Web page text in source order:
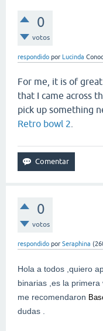
0
votos
respondido por Lucinda
For me, it is of
that I came across
pick up something
Retro bowl 2
0
votos
respondido por Seraphina (
Hola a todos ,quiero
binarias ,es la
me recomendaron
dudas .